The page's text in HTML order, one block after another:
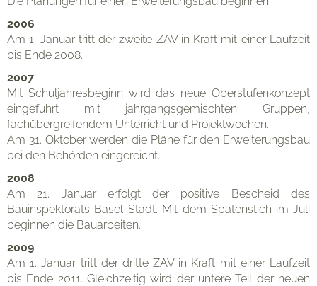
2006
Am 1. Januar tritt der zweite ZAV in Kraft mit einer Laufzeit
bis Ende 2008.
2007
Mit Schuljahresbeginn wird das neue Oberstufenkonzept
eingeführt mit jahrgangsgemischten Gruppen,
fachübergreifendem Unterricht und Projektwochen.
Am 31. Oktober werden die Pläne für den Erweiterungsbau
bei den Behörden eingereicht.
2008
Am 21. Januar erfolgt der positive Bescheid des
Bauinspektorats Basel-Stadt. Mit dem Spatenstich im Juli
beginnen die Bauarbeiten.
2009
Am 1. Januar tritt der dritte ZAV in Kraft mit einer Laufzeit
bis Ende 2011. Gleichzeitig wird der untere Teil der neuen